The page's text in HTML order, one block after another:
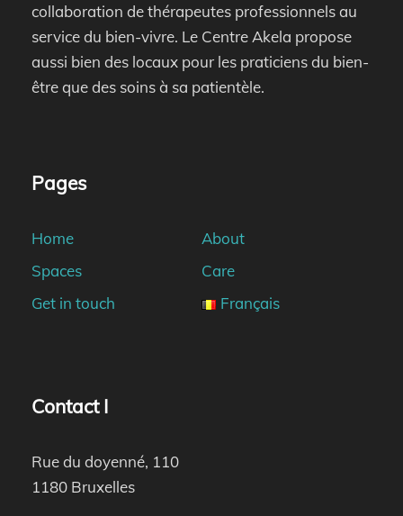
collaboration de thérapeutes professionnels au
service du bien-vivre. Le Centre Akela propose
aussi bien des locaux pour les praticiens du bien-
être que des soins à sa patientèle.
Pages
Home
About
Spaces
Care
Get in touch
Français
Contact I
Rue du doyenné, 110
1180 Bruxelles